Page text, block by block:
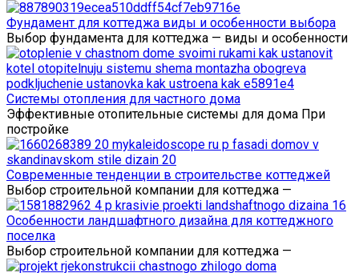
Фундамент для коттеджа виды и особенности выбора
Выбор фундамента для коттеджа — виды и особенности
Системы отопления для частного дома
Эффективные отопительные системы для дома При
постройке
Современные тенденции в строительстве коттеджей
Выбор строительной компании для коттеджа —
Особенности ландшафтного дизайна для коттеджного
поселка
Выбор строительной компании для коттеджа —